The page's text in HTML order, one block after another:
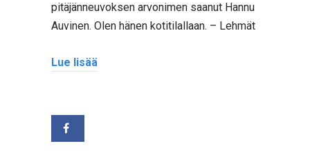
pitäjänneuvoksen arvonimen saanut Hannu
Auvinen. Olen hänen kotitilallaan. – Lehmät
Lue lisää